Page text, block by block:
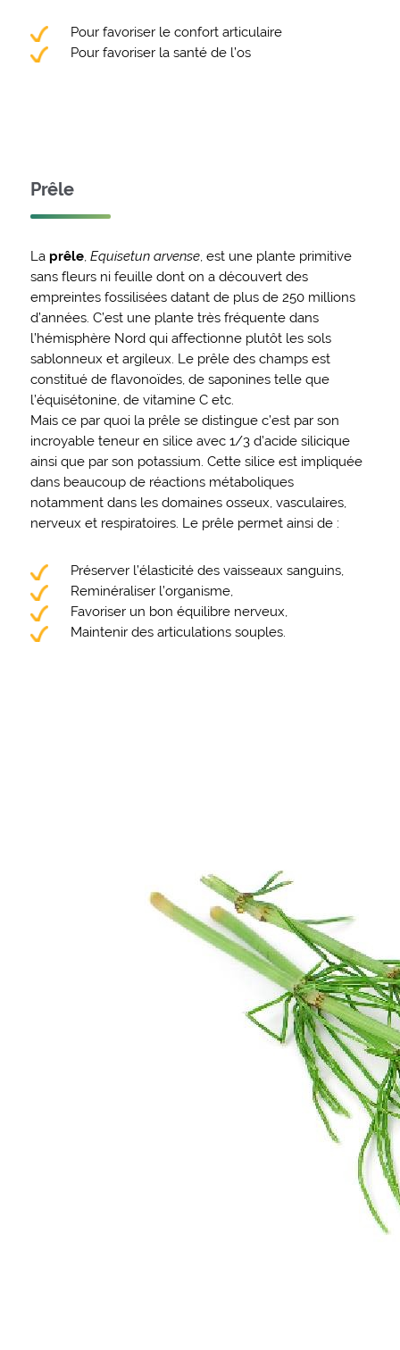
Pour favoriser le confort articulaire
Pour favoriser la santé de l’os
Prêle
La prêle, Equisetun arvense, est une plante primitive
sans fleurs ni feuille dont on a découvert des
empreintes fossilisées datant de plus de 250 millions
d’années. C’est une plante très fréquente dans
l’hémisphère Nord qui affectionne plutôt les sols
sablonneux et argileux. Le prêle des champs est
constitué de flavonoïdes, de saponines telle que
l’équisétonine, de vitamine C etc.
Mais ce par quoi la prêle se distingue c’est par son
incroyable teneur en silice avec 1/3 d’acide silicique
ainsi que par son potassium. Cette silice est impliquée
dans beaucoup de réactions métaboliques
notamment dans les domaines osseux, vasculaires,
nerveux et respiratoires. Le prêle permet ainsi de :
Préserver l’élasticité des vaisseaux sanguins,
Reminéraliser l’organisme,
Favoriser un bon équilibre nerveux,
Maintenir des articulations souples.